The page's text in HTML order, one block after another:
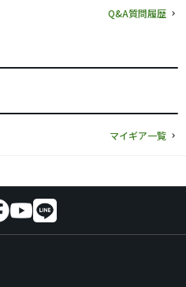
Q&A質問履歴
マイギア一覧